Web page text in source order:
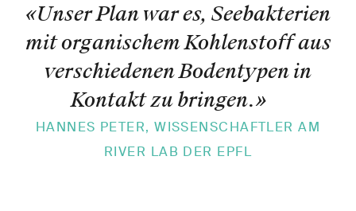
«Unser Plan war es, Seebakterien
mit organischem Kohlenstoff aus
verschiedenen Bodentypen in
Kontakt zu bringen.»
HANNES PETER, WISSENSCHAFTLER AM
RIVER LAB DER EPFL